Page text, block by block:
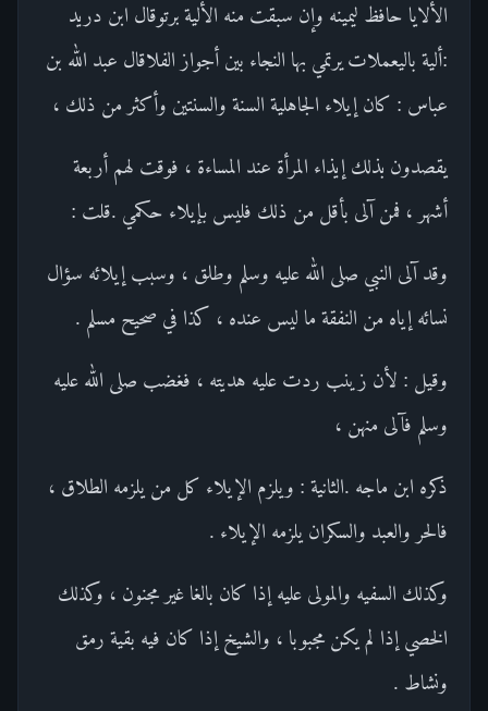
الألايا حافظ ليمينه وإن سبقت منه الألية برتوقال ابن دريد
:ألية باليعملات يرتمي بها النجاء بين أجواز الفلاقال عبد الله بن
عباس : كان إيلاء الجاهلية السنة والسنتين وأكثر من ذلك ،
يقصدون بذلك إيذاء المرأة عند المساءة ، فوقت لهم أربعة
أشهر ، فمن آلى بأقل من ذلك فليس بإيلاء حكمي .قلت :
وقد آلى النبي صلى الله عليه وسلم وطلق ، وسبب إيلائه سؤال
نسائه إياه من النفقة ما ليس عنده ، كذا في صحيح مسلم .
وقيل : لأن زينب ردت عليه هديته ، فغضب صلى الله عليه
وسلم فآلى منهن ،
ذكره ابن ماجه .الثانية : ويلزم الإيلاء كل من يلزمه الطلاق ،
فالحر والعبد والسكران يلزمه الإيلاء .
وكذلك السفيه والمولى عليه إذا كان بالغا غير مجنون ، وكذلك
الخصي إذا لم يكن مجبوبا ، والشيخ إذا كان فيه بقية رمق
ونشاط .